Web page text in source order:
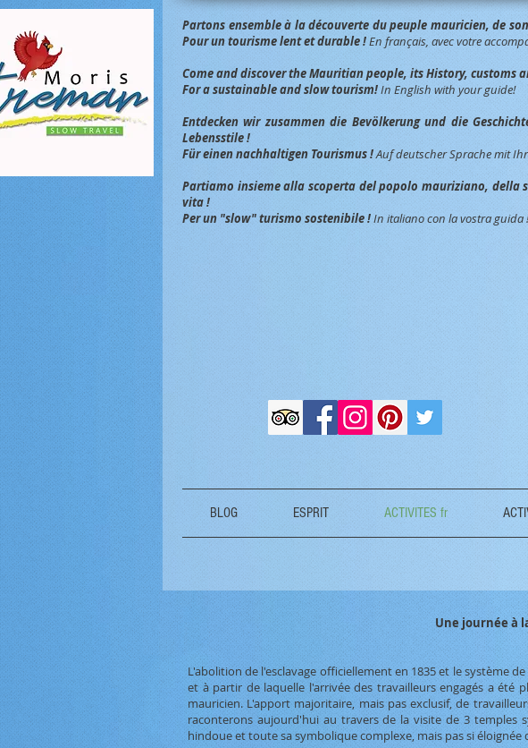
Partons ensemble à la découverte du peuple mauricien, de
Pour un tourisme lent et durable !En français, avec votre
Come and discover the Mauritian people, its History, customs
For a sustainable and slow tourism!In English with your guide!
Entdecken wir zusammen die Bevölkerung und die
Lebensstile !
Für einen nachhaltigen Tourismus !Auf deutscher Sprache mit
Partiamo insieme alla scoperta del popolo mauriziano,
vita !
Per un "slow" turismo sostenibile !In italiano con la vostra guida !
BLOG ESPRIT ACTIVITES fr
Une journée à
L'abolition de l'esclavage officiellement en 1835 et le système
et à partir de laquelle l'arrivée des travailleurs engagés a
mauricien. L'apport majoritaire, mais pas exclusif, de
raconterons aujourd'hui au travers de la visite de 3 temples
hindoue et toute sa symbolique complexe, mais pas si